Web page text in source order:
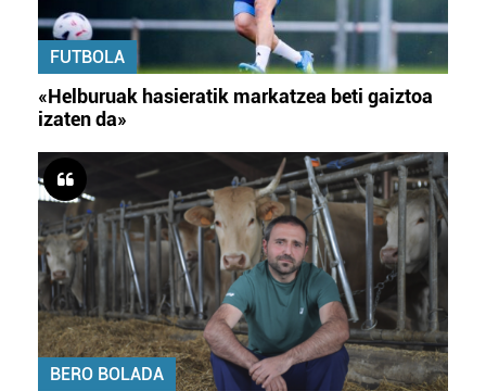
FUTBOLA
«Helburuak hasieratik markatzea beti gaiztoa
izaten da»
BERO BOLADA